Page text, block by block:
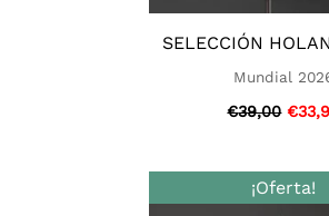
SELECCIÓN
Mundial
€39,00 €
¡Oferta!
El